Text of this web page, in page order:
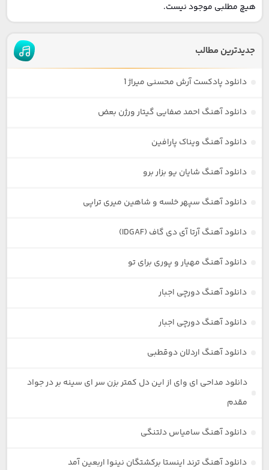
هیچ مطلبی موجود نیست.
جدیدترین مطالب
دانلود پادکست آرش محسنی میراژ 1
دانلود آهنگ احمد صفایی گیتار ورژن بعض
دانلود آهنگ ویناک پارافین
دانلود آهنگ شایان یو بزار برو
دانلود آهنگ سپهر خلسه و شاهین میری تراپی
دانلود آهنگ آرتا آی دی گاف (IDGAF)
دانلود آهنگ مهیار و پوری برای تو
دانلود آهنگ دورچی اجبار
دانلود آهنگ دورچی اجبار
دانلود آهنگ اردلان دوقطبی
دانلود مداحی ای وای از این دل کمتر بزن سر ای سینه بر در جواد
مقدم
دانلود آهنگ سامیاس دلتنگی
دانلود آهنگ ترند اینستا برکشتگان نینوا اربعین آمد